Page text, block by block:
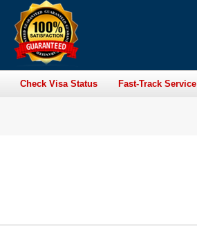
Check Visa Status Fast-Track Service